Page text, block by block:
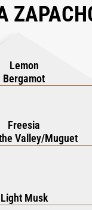
Aqua
Lemon
Bergamot
Freesia
Valley/Muguet
Light Musk